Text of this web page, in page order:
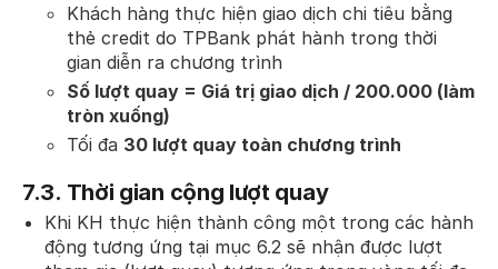
Khách hàng thực hiện giao dịch chi tiêu bằng
thẻ credit do TPBank phát hành trong thời
gian diễn ra chương trình
Số lượt quay = Giá trị giao dịch / 200.000 (làm
tròn xuống)
Tối đa 30 lượt quay toàn chương trình
7.3. Thời gian cộng lượt quay
Khi KH thực hiện thành công một trong các hành
động tương ứng tại mục 6.2 sẽ nhận được lượt